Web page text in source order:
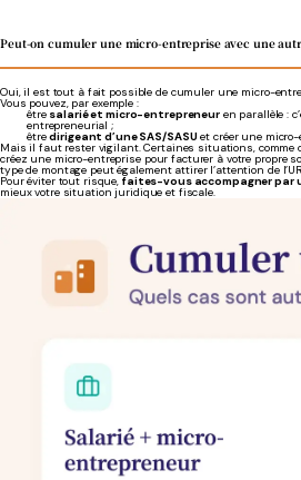
Peut-on cumuler une micro-entreprise avec une
Oui, il est tout à fait possible de cumuler une micro-
Vous pouvez, par exemple :
être salarié et micro-entrepreneuren parallèle :
entrepreneurial ;
êtredirigeant d’une SAS/SASUet créer une
Mais il faut rester vigilant. Certaines situations, comme
créez une micro-entreprise pour facturer à votre propre
type de montage peut également attirer l’attention de
Pour éviter tout risque, faites-vous accompagner par
mieux votre situation juridique et fiscale.